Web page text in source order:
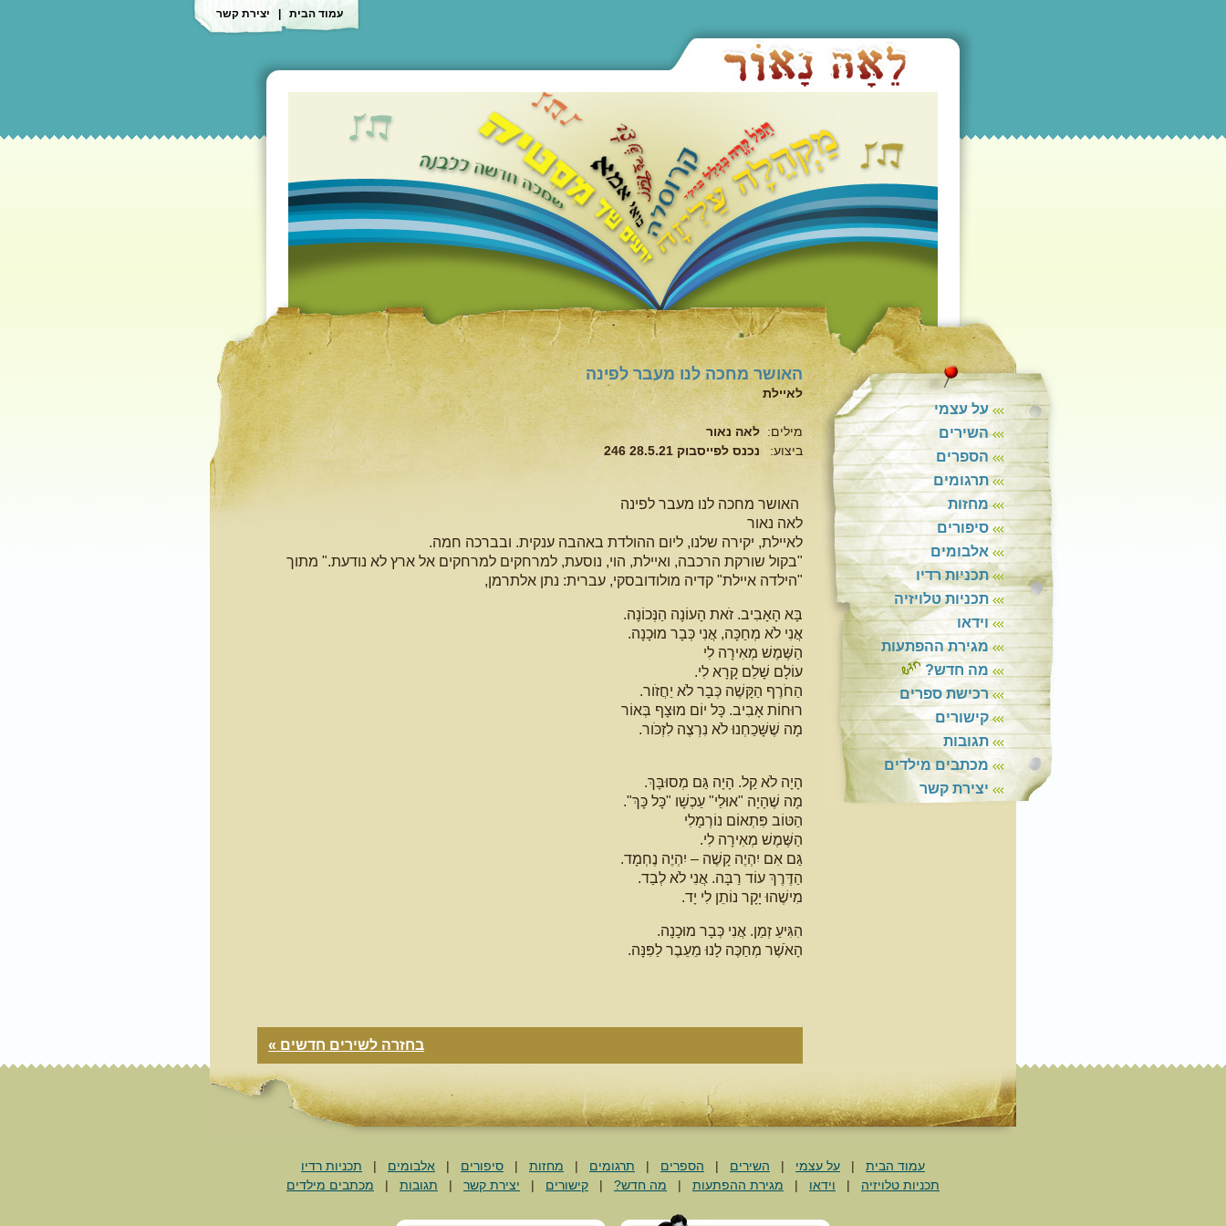
עמוד הבית יצירת קשר
על עצמי
השירים
הספרים
תרגומים
מחזות
סיפורים
אלבומים
תכניות רדיו
תכניות טלויזיה
וידאו
מגירת ההפתעות
מה חדש?
רכישת ספרים
קישורים
תגובות
מכתבים מילדים
יצירת קשר
האושר מחכה לנו מעבר לפינה
לאיילת
מילים: לאה נאור
ביצוע:
נכנס לפייסבוק 28.5.21 246
האושר מחכה לנו מעבר לפינה
לאה נאור
לאיילת, יקירה שלנו, ליום ההולדת באהבה ענקית. ובברכה חמה.
"בקול שורקת הרכבה, ואיילת, הוי, נוסעת, למרחקים למרחקים אל ארץ לא נודעת." מתוך
"הילדה איילת" קדיה מולודובסקי, עברית: נתן אלתרמן,
בָּא הָאָבִיב. זֹאת הָעוֹנָה הַנְּכוֹנָה.
אֲנִי לֹא מְחַכָּה, אֲנִי כְּבָר מוּכָנָה.
הַשֶּׁמֶשׁ מְאִירָה לִי
עוֹלָם שָׁלֵם קָרָא לִי.
הַחֹרֶף הַקָּשֶׁה כְּבָר לֹא יַחֲזֹור.
רוּחוֹת אָבִיב. כָּל יוֹם מוּצָף בְּאוֹר
מָה שֶׁשָּׁכַחְנוּ לֹא נִרְצֶה לִזְכֹּור.
הָיָה לֹא קַל. הָיָה גַּם מְסוּבָּךְ.
מָה שֶׁהָיָה "אוּלַי" עַכְשָׁו "כָּל כָּךְ".
הַטּוֹב פִּתְאוֹם נוֹרְמָלִי
הַשֶּׁמֶשׁ מְאִירָה לִי.
גַּם אִם יִהְיֶה קָשֶׁה – יִהְיֶה נֶחְמָד.
הַדֶּרֶךְ עוֹד רַבָּה. אֲנִי לֹא לְבַד.
מִישֶׁהוּ יָקָר נוֹתֵן לִי יָד.
הִגִּיעַ זְמַן. אֲנִי כְּבָר מוּכָנָה.
הָאֹשֶׁר מְחַכֶּה לָנוּ מֵעֵבֶר לַפִּנָּה.
בחזרה לשירים חדשים »
עמוד הבית | על עצמי | השירים | הספרים | תרגומים | מחזות | סיפורים | אלבומים | תכניות רדיו
תכניות טלויזיה | וידאו | מגירת ההפתעות | מה חדש? | קישורים | יצירת קשר | תגובות | מכתבים מילדים